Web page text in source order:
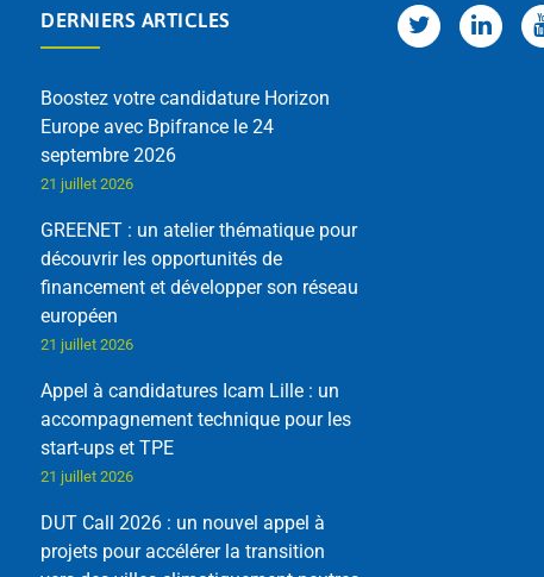
DERNIERS ARTICLES
Boostez votre candidature Horizon
Europe avec Bpifrance le 24
septembre 2026
21 juillet 2026
GREENET : un atelier thématique pour
découvrir les opportunités de
financement et développer son réseau
européen
21 juillet 2026
Appel à candidatures Icam Lille : un
accompagnement technique pour les
start-ups et TPE
21 juillet 2026
DUT Call 2026 : un nouvel appel à
projets pour accélérer la transition